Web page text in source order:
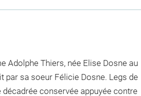
Adolphe Thiers, née Elise Dosne au
par sa soeur Félicie Dosne. Legs de
conservée appuyée contre